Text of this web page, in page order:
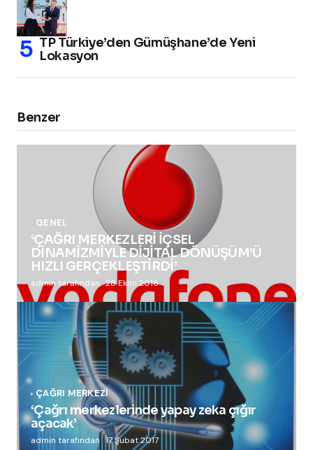
TP Türkiye’den Gümüşhane’de Yeni
Lokasyon
Benzer
GENEL
‘ÇAĞRI MERKEZLERİ İÇSEL
DİNAMİZMİYLE DİJİTAL DÖNÜŞÜM’Ü
HIZLI GERÇEKLEŞTİRDİ’
admin tarafından 28 Ekim 2016
ÇAĞRI MERKEZI
‘Çağrı merkezlerinde yapay zeka çığır
açacak’
admin tarafından 17 Şubat 2017